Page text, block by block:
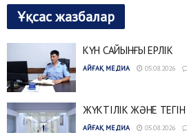
Ұқсас жазбалар
КҮН САЙЫНҒЫ ЕРЛІК
АЙҒАҚ МЕДИА 05.08.2026
ЖҮКТІЛІК ЖӘНЕ
АЙҒАҚ МЕДИА 05.08.2026